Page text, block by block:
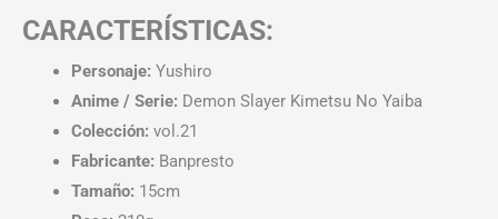
CARACTERÍSTICAS:
Personaje: Yushiro
Anime / Serie: Demon Slayer Kimetsu No Yaiba
Colección: vol.21
Fabricante: Banpresto
Tamaño: 15cm